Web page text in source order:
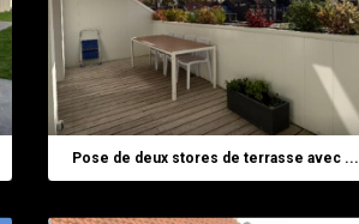
Pose de deux stores de terrasse avec ...